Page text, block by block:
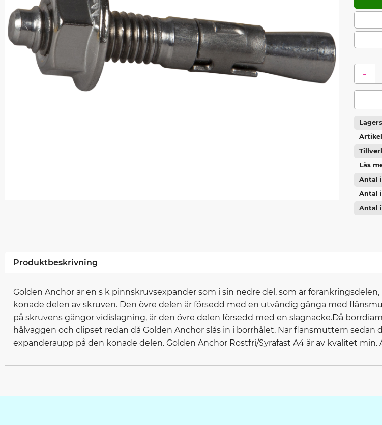
-
Läs
Antal
Antal
Antal i
Produktbeskrivning
Golden Anchor är en s k pinnskruvsexpander som i sin nedre del, som är
konade delen av skruven. Den övre delen är försedd med en utvändig gänga med
på skruvens gängor vidislagning, är den övre delen försedd med en slagnacke.Då
hålväggen och clipset redan då Golden Anchor slås in i borrhålet. När flänsmuttern
expanderaupp på den konade delen. Golden Anchor Rostfri/Syrafast A4 är av kvalitet min.